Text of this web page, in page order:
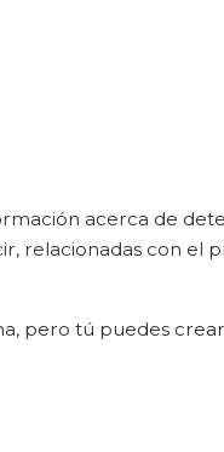
acerca de
relacionadas con el
pero tú puedes